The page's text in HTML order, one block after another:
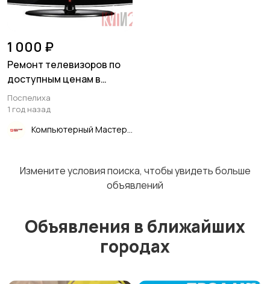
заказ
Уход за животными
1 000 ₽
Ремонт телевизоров по
доступным ценам в
Поспелихе
Поспелиха
1 год назад
Компьютерный Мастер
Измените условия поиска, чтобы увидеть больше
объявлений
Объявления в ближайших
городах